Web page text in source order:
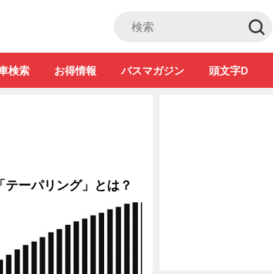
検索 お得情報 バスマガジン 頭文字D
ーパリング」とは？